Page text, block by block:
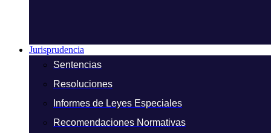
Jurisprudencia
Sentencias
Resoluciones
Informes de Leyes Especiales
Recomendaciones Normativas